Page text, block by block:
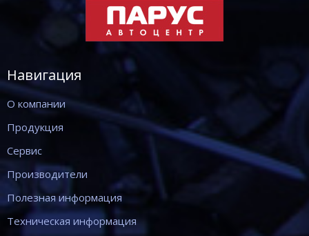
Навигация
О компании
Продукция
Сервис
Производители
Полезная информация
Техническая информация